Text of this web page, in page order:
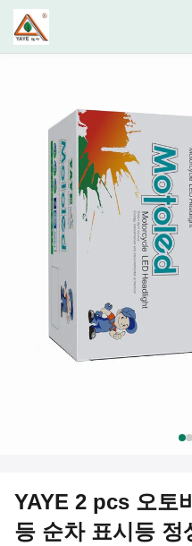
YAYE 2 pcs 오토
등 순차 표시등 정